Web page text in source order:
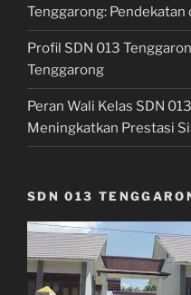
Tenggarong:
Profil SDN 013
Tenggarong
Peran Wali Kelas SDN
Meningkatkan Prestasi
SDN 013